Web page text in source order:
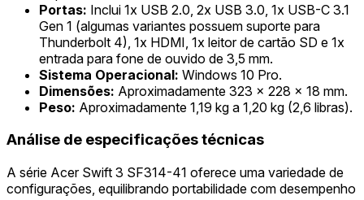
Portas: Inclui 1x USB 2.0, 2x USB 3.0, 1x USB-C 3.1
Gen 1 (algumas variantes possuem suporte para
Thunderbolt 4), 1x HDMI, 1x leitor de cartão SD e 1x
entrada para fone de ouvido de 3,5 mm.
Sistema Operacional: Windows 10 Pro.
Dimensões: Aproximadamente 323 x 228 x 18 mm.
Peso: Aproximadamente 1,19 kg a 1,20 kg (2,6 libras).
Análise de especificações técnicas
A série Acer Swift 3 SF314-41 oferece uma variedade de
configurações, equilibrando portabilidade com desempenho